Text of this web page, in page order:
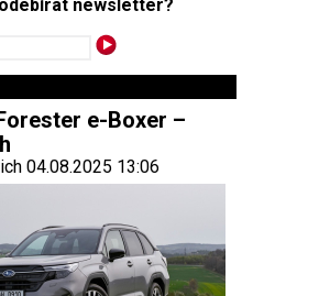
newsletter?
e-Boxer –
04.08.2025 13:06